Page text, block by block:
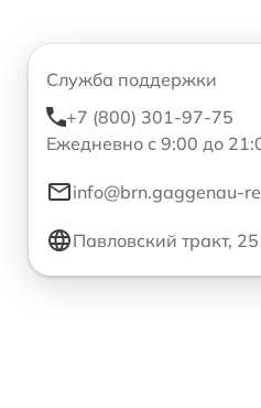
Служба поддержки
+7 (800) 301-97-75
Ежедневно с 9:00 до
info@brn.gaggenau-
Павловский тракт,